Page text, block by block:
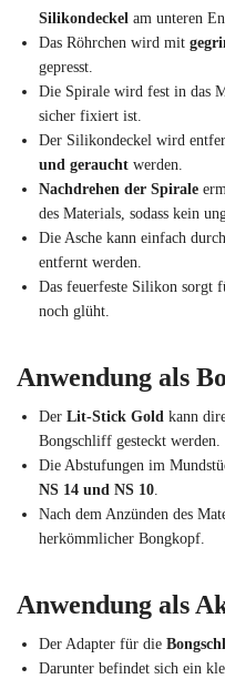
Silikondeckel am unteren
Das Röhrchen wird mit
gepresst.
Die Spirale wird fest in das
sicher fixiert ist.
Der Silikondeckel wird
und geraucht werden.
Nachdrehen der Spirale
des Materials, sodass kein
Die Asche kann einfach
entfernt werden.
Das feuerfeste Silikon sorgt
noch glüht.
Anwendung als
Der Lit-Stick Gold kann
Bongschliff gesteckt werden.
Die Abstufungen im
NS 14 und NS 10
Nach dem Anzünden des
herkömmlicher Bongkopf.
Anwendung als
Der Adapter für die
Darunter befindet sich ein